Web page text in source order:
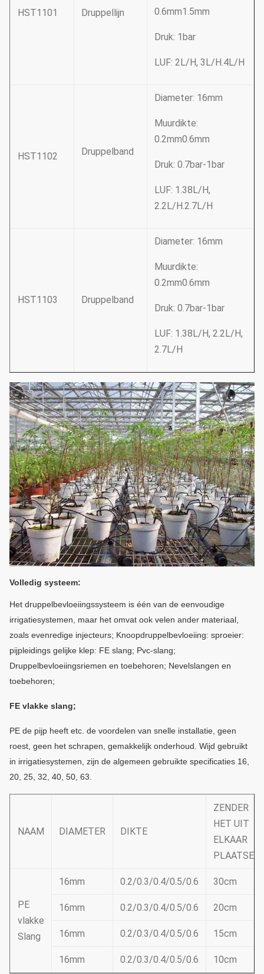
HST1101 Druppellijn
0.6mm1.5mm
Druk: 1bar
LUF: 2L/H, 3L/H.4L/H
HST1102 Druppelband
Diameter: 16mm
Muurdikte:
0.2mm0.6mm
Druk: 0.7bar-1bar
LUF: 1.38L/H,
2.2L/H.2.7L/H
HST1103 Druppelband
Diameter: 16mm
Muurdikte:
0.2mm0.6mm
Druk: 0.7bar-1bar
LUF: 1.38L/H, 2.2L/H,
2.7L/H
Volledig systeem:
Het druppelbevloeiingssysteem is één van de eenvoudige
irrigatiesystemen, maar het omvat ook velen ander materiaal,
zoals evenredige injecteurs; Knoopdruppelbevloeiing: sproeier:
pijpleidings gelijke klep: FE slang; Pvc-slang;
Druppelbevloeiingsriemen en toebehoren; Nevelslangen en
toebehoren;
FE vlakke slang;
PE de pijp heeft etc. de voordelen van snelle installatie, geen
roest, geen het schrapen, gemakkelijk onderhoud. Wijd gebruikt
in irrigatiesystemen, zijn de algemeen gebruikte specificaties 16,
20, 25, 32, 40, 50, 63.
NAAM DIAMETER DIKTE
ZENDER
HET UIT
ELKAAR
PLAATSEN
PE
vlakke
Slang
16mm 0.2/0.3/0.4/0.5/0.6 30cm
16mm 0.2/0.3/0.4/0.5/0.6 20cm
16mm 0.2/0.3/0.4/0.5/0.6 15cm
16mm 0.2/0.3/0.4/0.5/0.6 10cm